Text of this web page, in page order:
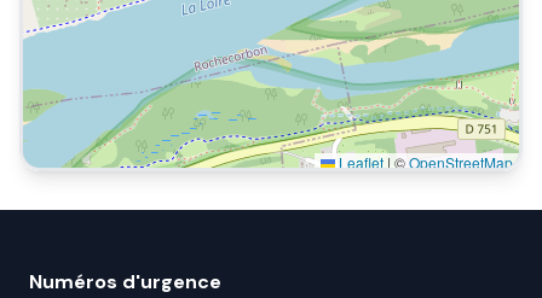
Leaflet | ©OpenStreetMap
Numéros d'urgence